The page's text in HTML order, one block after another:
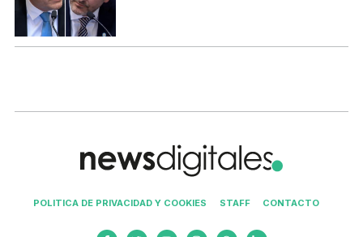
POLITICA DE PRIVACIDAD Y COOKIES STAFF CONTACTO